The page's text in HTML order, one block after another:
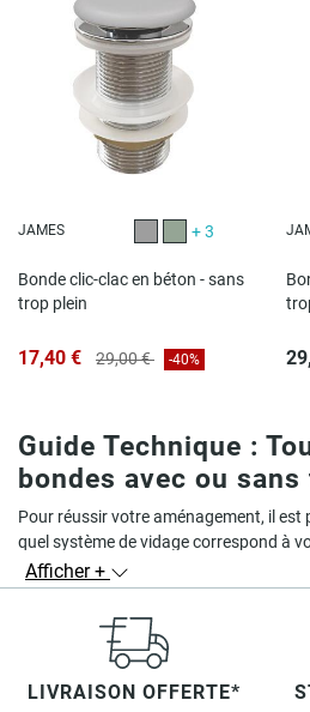
JAMES
GrisVert Gris
+ 3
Bonde clic-clac en béton - sans
trop plein
17,40 € 29,00 € -40%
Guide Technique :
bondes avec ou
Pour réussir votre aménagement, il
quel système de vidage correspond à
choix peut entraîner des fuites ou un
Comment différencier
bondes ?
La bonde avec trop-plein (Modèles
Afficher +
LIVRAISON OFFERTE*